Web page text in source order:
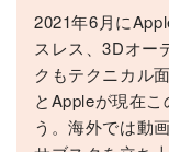
2021年6月に
スレス、3Dオー
クもテクニカル
とAppleが現在
う。海外では動